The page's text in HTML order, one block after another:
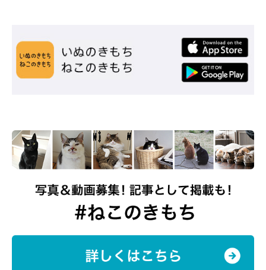
こちらは、「コロッケパンなハリネズミ」
。ハリネズミの針をサ
クサクなコロッケの衣に見立て、バンズの帽子とマフラーを身に
つけるという、なんともおもしろいアイデアが生まれたようで